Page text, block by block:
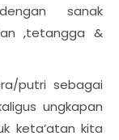
sanak
,tetangga &
putri sebagai
ungkapan
keta’atan kita